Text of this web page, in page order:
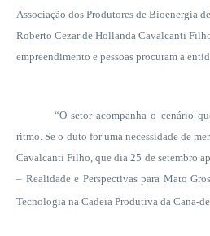
Associação dos Produtores de Bioenergia
Roberto Cezar de Hollanda Cavalcanti
empreendimento e pessoas procuram a
“O setor acompanha o cenário
ritmo. Se o duto for uma necessidade de
Cavalcanti Filho, que dia 25 de setembro
– Realidade e Perspectivas para Mato
Tecnologia na Cadeia Produtiva da Cana-